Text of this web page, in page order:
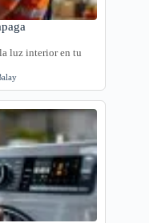
luz interior en tu